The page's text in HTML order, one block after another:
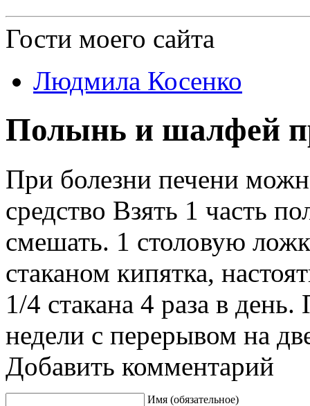
Гости моего сайта
Людмила Косенко
Полынь и шалфей
При болезни печени
средство Взять 1 часть
смешать. 1 столовую
стаканом кипятка,
1/4 стакана 4 раза в
недели с перерывом на
Добавить комментарий
Имя (обязательное)